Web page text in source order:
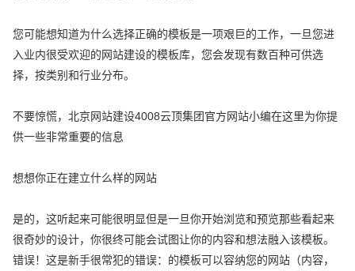
您可能想知道为什么选择正确的模板是一项艰巨的工作，一旦您进
入业内很受欢迎的网站建设的模板库，您会发现有数百种可供选
择，按类别和行业分布。
不要惊慌，北京网站建设4008云顶集团官方网站小编在这里为你提
供一些非常重要的信息
想想你正在建立什么样的网站
是的，这听起来可能很明显但是一旦你开始浏览和预览那些看起来
很奇妙的设计，你很终可能会试图让你的内容和想法融入该模板。
错误！这是新手很常犯的错误：的模板可以容纳您的网站（内容，